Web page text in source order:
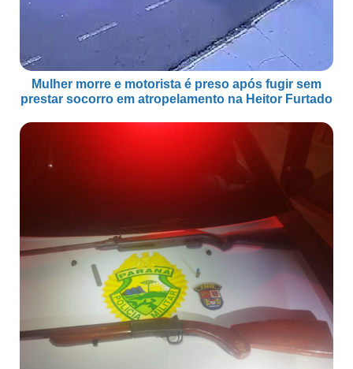
Mulher morre e motorista é preso após fugir sem
prestar socorro em atropelamento na Heitor Furtado